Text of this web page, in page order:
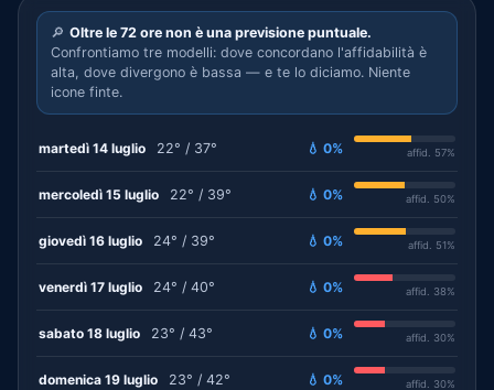
🔎 Oltre le 72 ore non è una previsione puntuale.
Confrontiamo tre modelli: dove concordano l'affidabilità è
alta, dove divergono è bassa — e te lo diciamo. Niente
icone finte.
martedì 14 luglio 22° / 37° 💧 0% affid. 57%
mercoledì 15 luglio 22° / 39° 💧 0% affid. 50%
giovedì 16 luglio 24° / 39° 💧 0% affid. 51%
venerdì 17 luglio 24° / 40° 💧 0% affid. 38%
sabato 18 luglio 23° / 43° 💧 0% affid. 30%
domenica 19 luglio 23° / 42° 💧 0% affid. 30%